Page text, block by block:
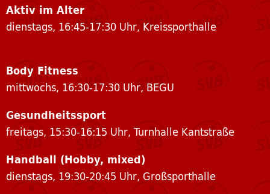
Aktiv im Alter
dienstags, 16:45-17:30 Uhr, Kreissporthalle
Body Fitness
mittwochs, 16:30-17:30 Uhr, BEGU
Gesundheitssport
freitags, 15:30-16:15 Uhr, Turnhalle Kantstraße
Handball (Hobby, mixed)
dienstags, 19:30-20:45 Uhr, Großsporthalle